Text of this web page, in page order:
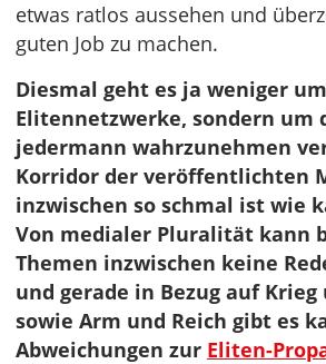
etwas ratlos aussehen und
guten Job zu machen.
Diesmal geht es ja weniger um
Elitennetzwerke, sondern um
jedermann wahrzunehmen
Korridor der veröffentlichten
inzwischen so schmal ist wie
Von medialer Pluralität kann
Themen inzwischen keine
und gerade in Bezug auf Krieg
sowie Arm und Reich gibt es
Abweichungen zur Eliten-